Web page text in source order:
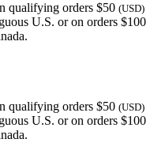
qualifying orders $50 (USD)
U.S. or on orders $100
qualifying orders $50 (USD)
U.S. or on orders $100